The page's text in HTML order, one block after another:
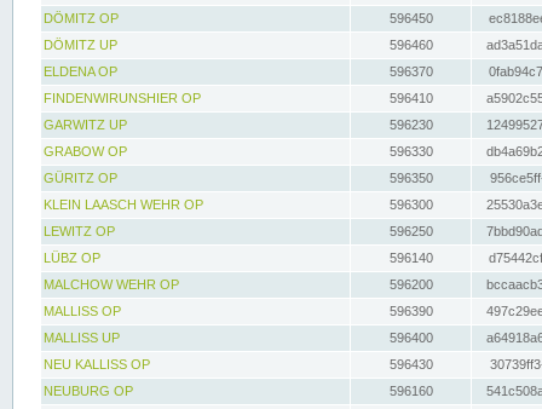
DÖMITZ OP
596450
DÖMITZ UP
596460
ELDENA OP
596370
FINDENWIRUNSHIER OP
596410
GARWITZ UP
596230
GRABOW OP
596330
GÜRITZ OP
596350
KLEIN LAASCH WEHR OP
596300
LEWITZ OP
596250
LÜBZ OP
596140
MALCHOW WEHR OP
596200
MALLISS OP
596390
MALLISS UP
596400
NEU KALLISS OP
596430
NEUBURG OP
596160